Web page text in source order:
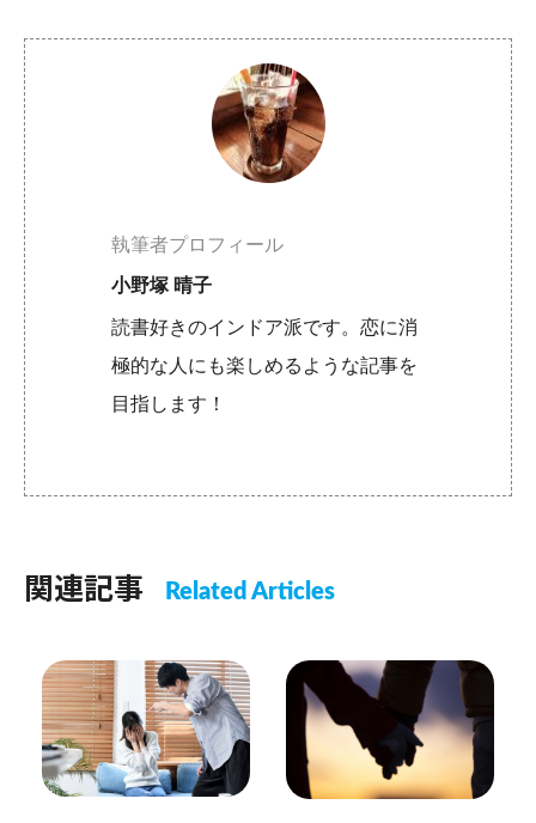
執筆者プロフィール
小野塚 晴子
読書好きのインドア派です。恋に消
極的な人にも楽しめるような記事を
目指します！
関連記事 Related Articles